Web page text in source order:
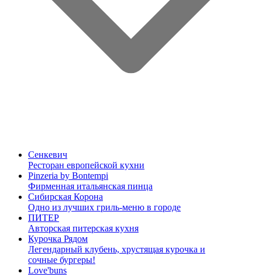
Сенкевич
Ресторан европейской кухни
Pinzeria by Bontempi
Фирменная итальянская пинца
Сибирская Корона
Одно из лучших гриль-меню в городе
ПИТЕР
Авторская питерская кухня
Курочка Рядом
Легендарный клубень, хрустящая курочка и
сочные бургеры!
Love'buns